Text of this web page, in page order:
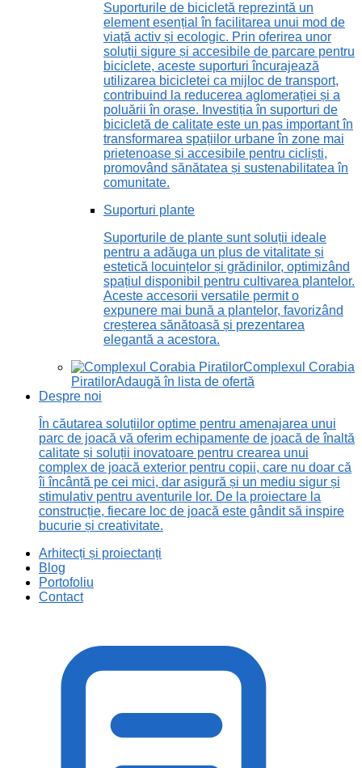
Suporturile de bicicletă reprezintă un
element esențial în facilitarea unui mod de
viață activ și ecologic. Prin oferirea unor
soluții sigure și accesibile de parcare pentru
biciclete, aceste suporturi încurajează
utilizarea bicicletei ca mijloc de transport,
contribuind la reducerea aglomerației și a
poluării în orașe. Investiția în suporturi de
bicicletă de calitate este un pas important în
transformarea spațiilor urbane în zone mai
prietenoase și accesibile pentru cicliști,
promovând sănătatea și sustenabilitatea în
comunitate.
Suporturi plante
Suporturile de plante sunt soluții ideale
pentru a adăuga un plus de vitalitate și
estetică locuințelor și grădinilor, optimizând
spațiul disponibil pentru cultivarea plantelor.
Aceste accesorii versatile permit o
expunere mai bună a plantelor, favorizând
creșterea sănătoasă și prezentarea
elegantă a acestora.
Complexul Corabia
PiratilorAdaugă în lista de ofertă
Despre noi
În căutarea soluțiilor optime pentru amenajarea unui
parc de joacă vă oferim echipamente de joacă de înaltă
calitate și soluții inovatoare pentru crearea unui
complex de joacă exterior pentru copii, care nu doar că
îi încântă pe cei mici, dar asigură și un mediu sigur și
stimulativ pentru aventurile lor. De la proiectare la
construcție, fiecare loc de joacă este gândit să inspire
bucurie și creativitate.
Arhitecți și proiectanți
Blog
Portofoliu
Contact